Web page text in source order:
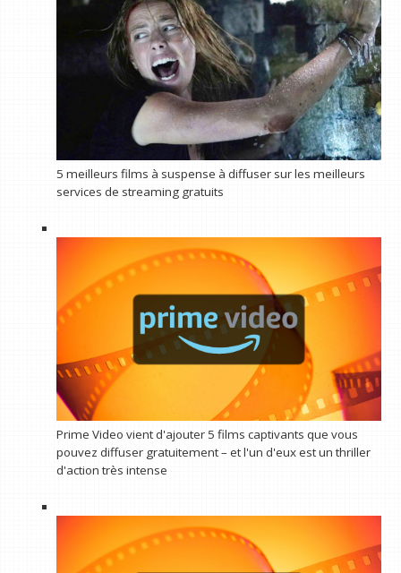
5 meilleurs films à suspense à diffuser sur les meilleurs
services de streaming gratuits
Prime Video vient d'ajouter 5 films captivants que vous
pouvez diffuser gratuitement – ​​et l'un d'eux est un thriller
d'action très intense